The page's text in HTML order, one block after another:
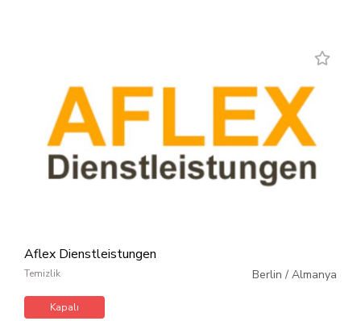
Aflex Dienstleistungen
Temizlik Berlin / Almanya
Kapalı